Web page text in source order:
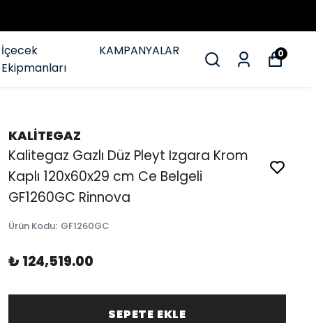
İçecek
Ekipmanları
KAMPANYALAR 0
KALİTEGAZ
Kalitegaz Gazlı Düz Pleyt Izgara Krom
Kaplı 120x60x29 cm Ce Belgeli
GF1260GC Rinnova
Ürün Kodu: GF1260GC
₺ 124,519.00
SEPETE EKLE